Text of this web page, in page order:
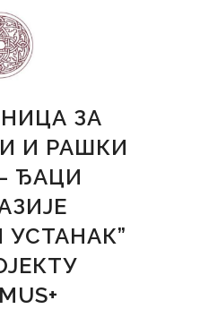
ЗА
И РАШКИ
ЂАЦИ
УСТАНАК”